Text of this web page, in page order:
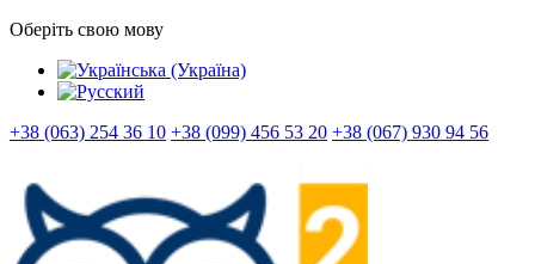
Оберіть свою мову
+38 (063) 254 36 10 +38 (099) 456 53 20 +38 (067) 930 94 56